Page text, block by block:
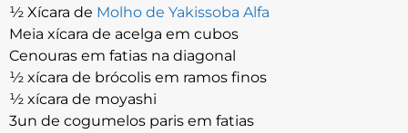
½ Xícara de Molho de Yakissoba Alfa
Meia xícara de acelga em cubos
Cenouras em fatias na diagonal
½ xícara de brócolis em ramos finos
½ xícara de moyashi
3un de cogumelos paris em fatias